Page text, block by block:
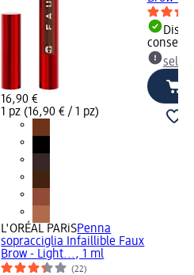
16,90 €
1 pz (16,90 € / 1 pz)
L'ORÉAL PARiSPenna
sopracciglia Infaillible Faux
Brow - Light..., 1 ml
(22)